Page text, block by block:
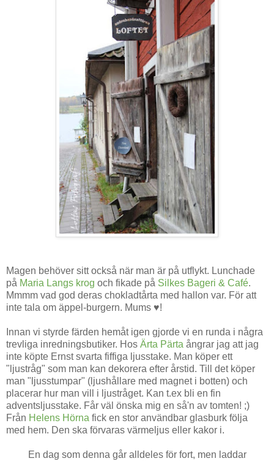
Magen behöver sitt också när man är på utflykt. Lunchade
på Maria Langs krog och fikade på Silkes Bageri & Café.
Mmmm vad god deras chokladtårta med hallon var. För att
inte tala om äppel-burgern. Mums ♥!
Innan vi styrde färden hemåt igen gjorde vi en runda i några
trevliga inredningsbutiker. Hos Ärta Pärta ångrar jag att jag
inte köpte Ernst svarta fiffiga ljusstake. Man köper ett
"ljustråg" som man kan dekorera efter årstid. Till det köper
man "ljusstumpar" (ljushållare med magnet i botten) och
placerar hur man vill i ljustråget. Kan t.ex bli en fin
adventsljusstake. Får väl önska mig en så'n av tomten! ;)
Från Helens Hörna fick en stor användbar glasburk följa
med hem. Den ska förvaras värmeljus eller kakor i.
En dag som denna går alldeles för fort, men laddar